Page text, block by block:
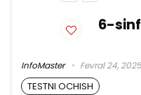
6-
InfoMaster Fevral 24, 2025
TESTNI OCHISH